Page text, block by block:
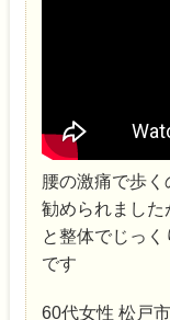
腰の激痛で歩
勧められまし
と整体でじっ
です
60代女性 松戸